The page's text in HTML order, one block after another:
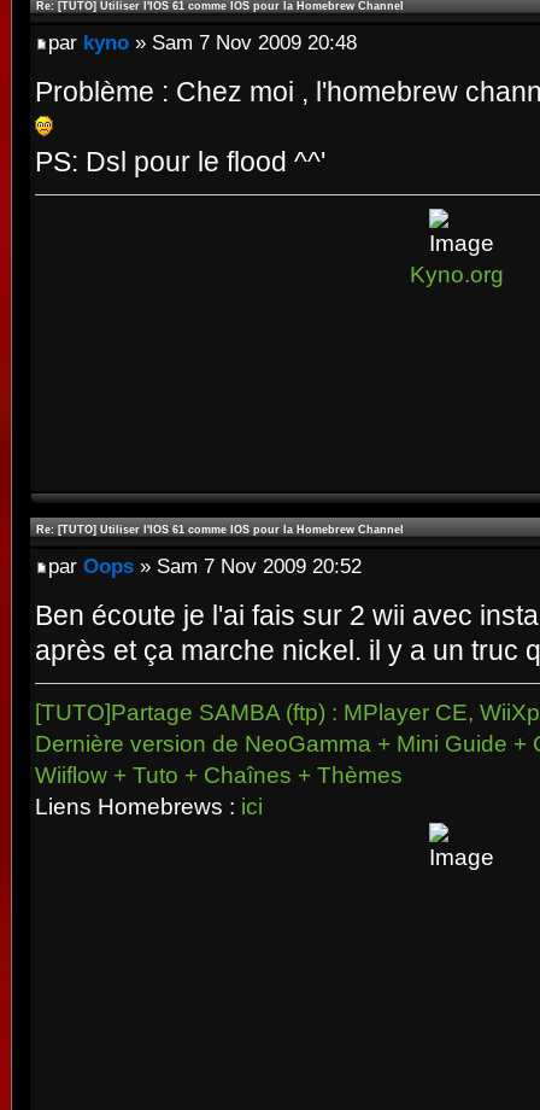
Re: [TUTO] Utiliser l'IOS 61 comme IOS pour la Homebrew Channel
par kyno » Sam 7 Nov 2009 20:48
Problème : Chez moi , l'homebrew
PS: Dsl pour le flood ^^'
Kyno.org
Re: [TUTO] Utiliser l'IOS 61 comme IOS pour la Homebrew Channel
par Oops » Sam 7 Nov 2009 20:52
Ben écoute je l'ai fais sur 2 wii avec
après et ça marche nickel. il y a un truc
[TUTO]Partage SAMBA (ftp) : MPlayer CE,
Dernière version de NeoGamma + Mini Guide +
Wiiflow + Tuto + Chaînes + Thèmes
Liens Homebrews : ici